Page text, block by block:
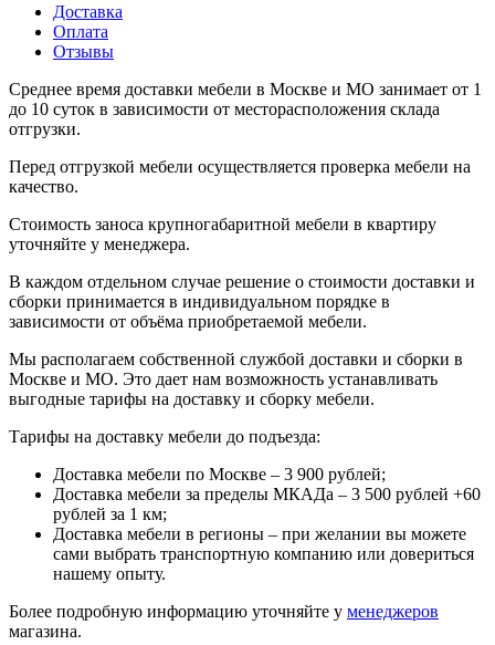
Доставка
Оплата
Отзывы
Среднее время доставки мебели в Москве и МО занимает от 1
до 10 суток в зависимости от месторасположения склада
отгрузки.
Перед отгрузкой мебели осуществляется проверка мебели на
качество.
Стоимость заноса крупногабаритной мебели в квартиру
уточняйте у менеджера.
В каждом отдельном случае решение о стоимости доставки и
сборки принимается в индивидуальном порядке в
зависимости от объёма приобретаемой мебели.
Мы располагаем собственной службой доставки и сборки в
Москве и МО. Это дает нам возможность устанавливать
выгодные тарифы на доставку и сборку мебели.
Тарифы на доставку мебели до подъезда:
Доставка мебели по Москве – 3 900 рублей;
Доставка мебели за пределы МКАДа – 3 500 рублей +60
рублей за 1 км;
Доставка мебели в регионы – при желании вы можете
сами выбрать транспортную компанию или довериться
нашему опыту.
Более подробную информацию уточняйте у менеджеров
магазина.